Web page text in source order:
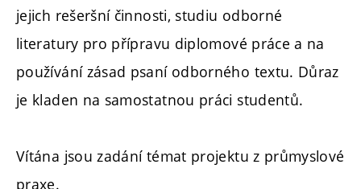
jejich rešeršní činnosti, studiu odborné
literatury pro přípravu diplomové práce a na
používání zásad psaní odborného textu. Důraz
je kladen na samostatnou práci studentů.
Vítána jsou zadání témat projektu z průmyslové
praxe.